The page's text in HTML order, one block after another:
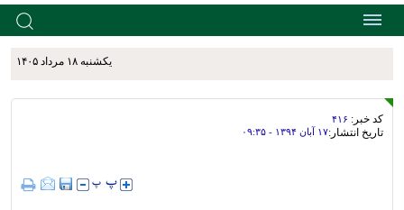
يکشنبه ۱۸ مرداد ۱۴۰۵
کد خبر: ۴۱۶
تاریخ انتشار:۱۷ آبان ۱۳۹۴ - ۰۹:۳۵